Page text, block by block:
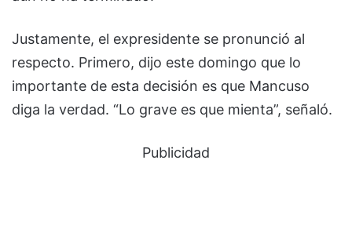
Justamente, el expresidente se pronunció al
respecto. Primero, dijo este domingo que lo
importante de esta decisión es que Mancuso
diga la verdad. “Lo grave es que mienta”, señaló.
Publicidad